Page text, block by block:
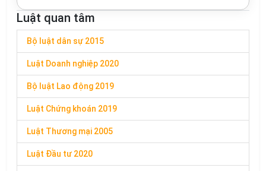
Luật quan tâm
Bộ luật dân sự 2015
Luật Doanh nghiệp 2020
Bộ luật Lao động 2019
Luật Chứng khoán 2019
Luật Thương mại 2005
Luật Đầu tư 2020